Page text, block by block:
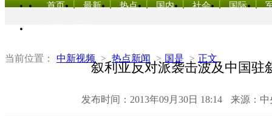
首页 最新 热点 国内 社会 国际
当前位置： 中新视频 > 热点新闻 > 国是 > 正文
叙利亚反对派袭击波及中国驻
发布时间：2013年09月30日 18:14 来源：中